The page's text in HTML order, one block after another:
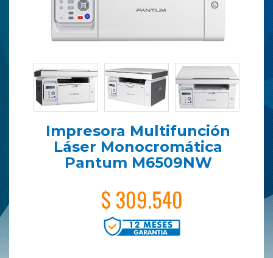
Impresora Multifunción
Láser Monocromática
Pantum M6509NW
$ 309.540